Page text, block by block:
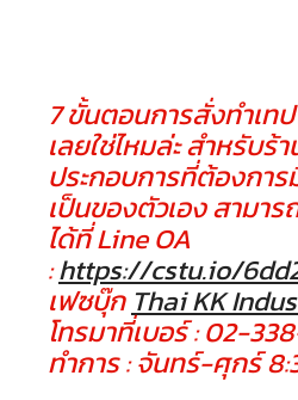
7 ขั้นตอนการสั่งทำเท
เลยใช่ไหมล่ะ สำหรับร้
ประกอบการที่ต้องกา
เป็นของตัวเอง สามา
ได้ที่ Line OA
:https://cstu.io/
เฟซบุ๊ก Thai KK
โทรมาที่เบอร์ : 02-
ทำการ : จันทร์-ศุกร์